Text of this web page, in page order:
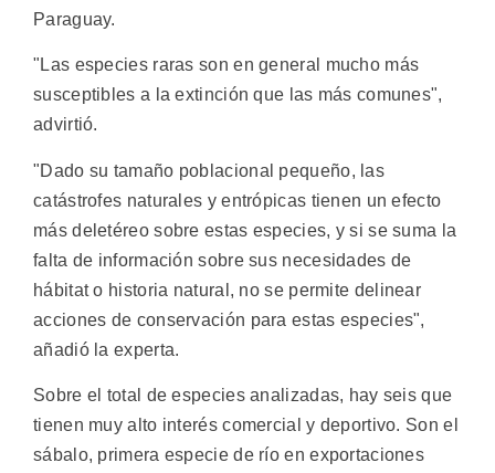
Paraguay.
"Las especies raras son en general mucho más
susceptibles a la extinción que las más comunes",
advirtió.
"Dado su tamaño poblacional pequeño, las
catástrofes naturales y entrópicas tienen un efecto
más deletéreo sobre estas especies, y si se suma la
falta de información sobre sus necesidades de
hábitat o historia natural, no se permite delinear
acciones de conservación para estas especies",
añadió la experta.
Sobre el total de especies analizadas, hay seis que
tienen muy alto interés comercial y deportivo. Son el
sábalo, primera especie de río en exportaciones